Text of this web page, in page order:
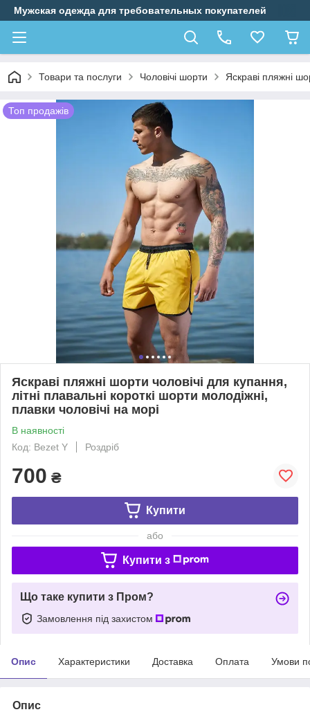
Мужская одежда для требовательных покупателей
Товари та послуги Чоловічі шорти Яскраві пляжні
Топ продажів
Яскраві пляжні шорти чоловічі для купання,
літні плавальні короткі шорти молодіжні,
плавки чоловічі на морі
В наявності
Код: Bezet Y
Роздріб
700 ₴
Купити
або
Купити з
Що таке купити з Пром?
Замовлення під захистом
Опис Характеристики Доставка Оплата Умови
Опис